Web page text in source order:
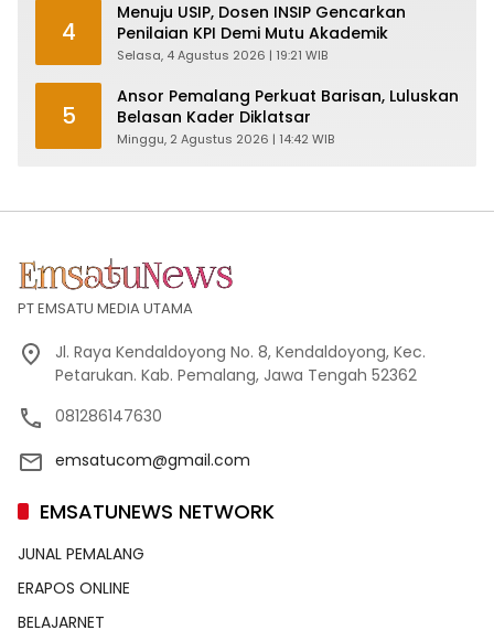
4
Menuju USIP, Dosen INSIP Gencarkan
Penilaian KPI Demi Mutu Akademik
Selasa, 4 Agustus 2026 | 19:21 WIB
5
Ansor Pemalang Perkuat Barisan, Luluskan
Belasan Kader Diklatsar
Minggu, 2 Agustus 2026 | 14:42 WIB
PT EMSATU MEDIA UTAMA
Jl. Raya Kendaldoyong No. 8, Kendaldoyong, Kec.
Petarukan. Kab. Pemalang, Jawa Tengah 52362
081286147630
emsatucom@gmail.com
EMSATUNEWS NETWORK
JUNAL PEMALANG
ERAPOS ONLINE
BELAJARNET